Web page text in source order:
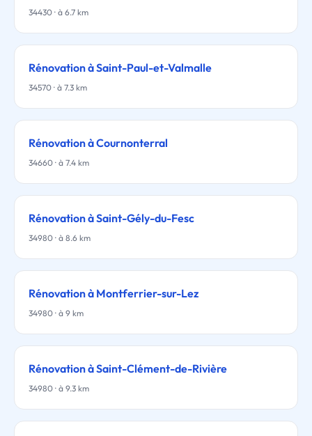
34430 · à 6.7 km
Rénovation à Saint-Paul-et-Valmalle
34570 · à 7.3 km
Rénovation à Cournonterral
34660 · à 7.4 km
Rénovation à Saint-Gély-du-Fesc
34980 · à 8.6 km
Rénovation à Montferrier-sur-Lez
34980 · à 9 km
Rénovation à Saint-Clément-de-Rivière
34980 · à 9.3 km